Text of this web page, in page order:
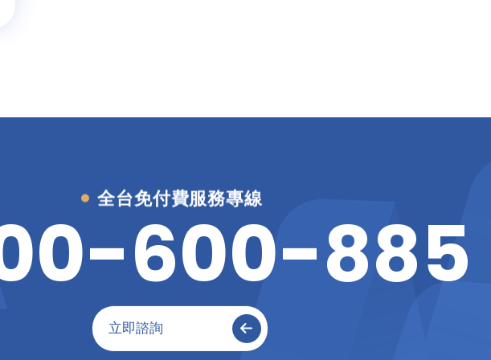
全台免付費服務專線
0-600-885
立即諮詢